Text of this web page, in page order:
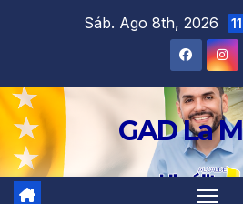
Sáb. Ago 8th, 2026
GAD La